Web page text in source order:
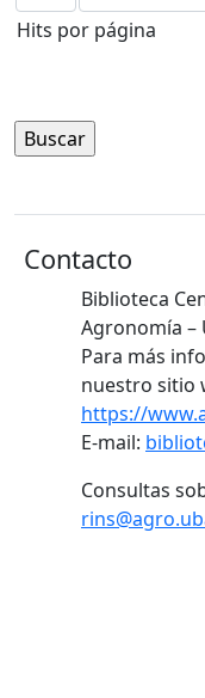
Hits por página
Contacto
Biblioteca
Agronomía –
Para más
nuestro sitio
https://
E-mail:
Consultas